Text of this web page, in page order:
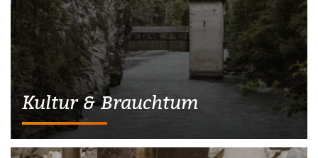
Kultur & Brauchtum